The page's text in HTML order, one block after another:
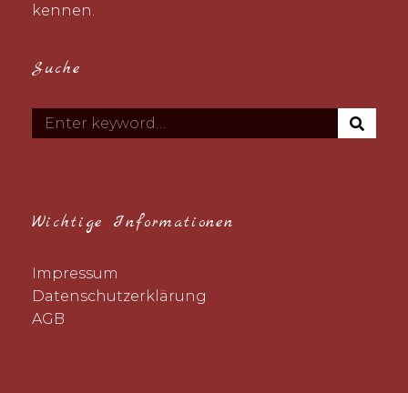
kennen.
Suche
Search
for:
E
Wichtige Informationen
Impressum
Datenschutzerklärung
AGB